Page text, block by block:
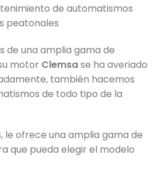
de automatismos
peatonales
de una amplia gama de
motor Clemsase ha averiado
también hacemos
de todo tipo de la
le ofrece una amplia gama de
que pueda elegir el modelo